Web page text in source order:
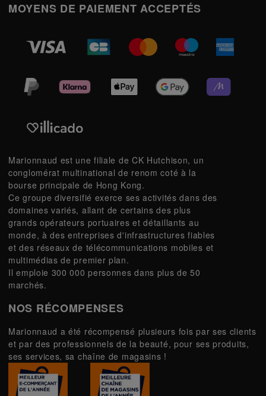
MOYENS DE PAIEMENT ACCEPTÉS
Marionnaud est une filiale de CK Hutchison, un
conglomérat multinational de renom coté à la
bourse principale de Hong Kong.
Ce groupe diversifié exerce ses activités dans des
domaines variés, allant de certains des plus
grands opérateurs portuaires et détaillants au
monde, à des entreprises d'infrastructures fiables
et des réseaux de télécommunications mobiles et
multimédias de premier plan.
Il emploie 300 000 personnes dans plus de 50
marchés.
NOS RÉCOMPENSES
Marionnaud a été récompensé plusieurs fois par ses clients
et par des professionnels de la beauté, pour ses produits,
ses services, sa chaîne de magasins !